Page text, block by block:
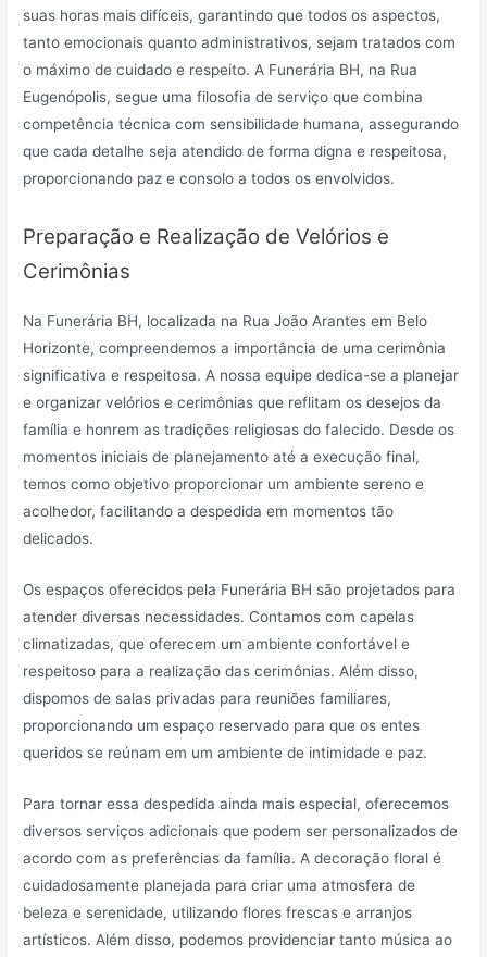
suas horas mais difíceis, garantindo que todos os aspectos,
tanto emocionais quanto administrativos, sejam tratados com
o máximo de cuidado e respeito. A Funerária BH, na Rua
Eugenópolis, segue uma filosofia de serviço que combina
competência técnica com sensibilidade humana, assegurando
que cada detalhe seja atendido de forma digna e respeitosa,
proporcionando paz e consolo a todos os envolvidos.
Preparação e Realização de Velórios e
Cerimônias
Na Funerária BH, localizada na Rua João Arantes em Belo
Horizonte, compreendemos a importância de uma cerimônia
significativa e respeitosa. A nossa equipe dedica-se a planejar
e organizar velórios e cerimônias que reflitam os desejos da
família e honrem as tradições religiosas do falecido. Desde os
momentos iniciais de planejamento até a execução final,
temos como objetivo proporcionar um ambiente sereno e
acolhedor, facilitando a despedida em momentos tão
delicados.
Os espaços oferecidos pela Funerária BH são projetados para
atender diversas necessidades. Contamos com capelas
climatizadas, que oferecem um ambiente confortável e
respeitoso para a realização das cerimônias. Além disso,
dispomos de salas privadas para reuniões familiares,
proporcionando um espaço reservado para que os entes
queridos se reúnam em um ambiente de intimidade e paz.
Para tornar essa despedida ainda mais especial, oferecemos
diversos serviços adicionais que podem ser personalizados de
acordo com as preferências da família. A decoração floral é
cuidadosamente planejada para criar uma atmosfera de
beleza e serenidade, utilizando flores frescas e arranjos
artísticos. Além disso, podemos providenciar tanto música ao